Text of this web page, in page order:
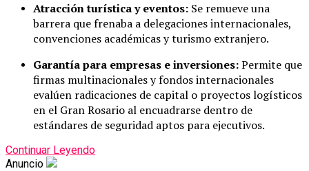
Atracción turística y eventos: Se remueve una
barrera que frenaba a delegaciones internacionales,
convenciones académicas y turismo extranjero.
Garantía para empresas e inversiones:Permite que
firmas multinacionales y fondos internacionales
evalúen radicaciones de capital o proyectos logísticos
en el Gran Rosario al encuadrarse dentro de
estándares de seguridad aptos para ejecutivos.
Continuar Leyendo
Anuncio